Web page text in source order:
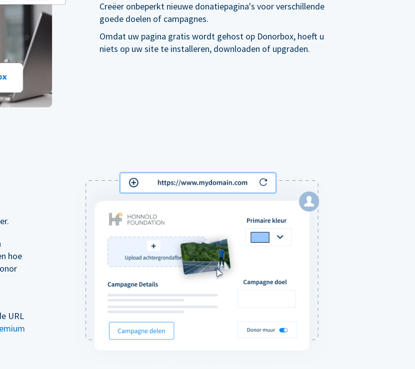
Creëer onbeperkt nieuwe donatiepagina's voor verschillende
goede doelen of campagnes.
Omdat uw pagina gratis wordt gehost op Donorbox, hoeft u
niets op uw site te installeren, downloaden of upgraden.
hoe
URL